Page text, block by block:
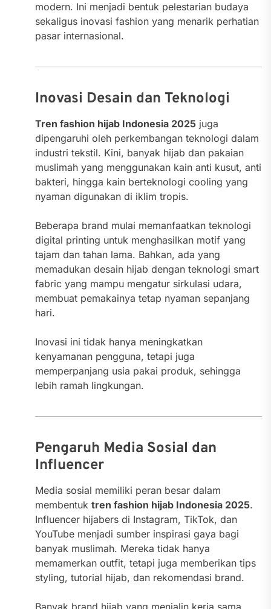
modern. Ini menjadi bentuk pelestarian budaya
sekaligus inovasi fashion yang menarik perhatian
pasar internasional.
Inovasi Desain dan Teknologi
Tren fashion hijab Indonesia 2025juga
dipengaruhi oleh perkembangan teknologi dalam
industri tekstil. Kini, banyak hijab dan pakaian
muslimah yang menggunakan kain anti kusut, anti
bakteri, hingga kain berteknologi cooling yang
nyaman digunakan di iklim tropis.
Beberapa brand mulai memanfaatkan teknologi
digital printing untuk menghasilkan motif yang
tajam dan tahan lama. Bahkan, ada yang
memadukan desain hijab dengan teknologi smart
fabric yang mampu mengatur sirkulasi udara,
membuat pemakainya tetap nyaman sepanjang
hari.
Inovasi ini tidak hanya meningkatkan
kenyamanan pengguna, tetapi juga
memperpanjang usia pakai produk, sehingga
lebih ramah lingkungan.
Pengaruh Media Sosial dan
Influencer
Media sosial memiliki peran besar dalam
membentuk tren fashion hijab Indonesia 2025.
Influencer hijabers di Instagram, TikTok, dan
YouTube menjadi sumber inspirasi gaya bagi
banyak muslimah. Mereka tidak hanya
memamerkan outfit, tetapi juga memberikan tips
styling, tutorial hijab, dan rekomendasi brand.